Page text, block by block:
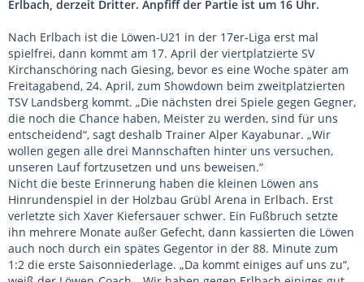
Erlbach, derzeit Dritter. Anpfiff der Partie ist um 16 Uhr.
Nach Erlbach ist die Löwen-U21 in der 17er-Liga erst mal
spielfrei, dann kommt am 17. April der viertplatzierte SV
Kirchanschöring nach Giesing, bevor es eine Woche später am
Freitagabend, 24. April, zum Showdown beim zweitplatzierten
TSV Landsberg kommt. „Die nächsten drei Spiele gegen Gegner,
die noch die Chance haben, Meister zu werden, sind für uns
entscheidend“, sagt deshalb Trainer Alper Kayabunar. „Wir
wollen gegen alle drei Mannschaften hinter uns versuchen,
unseren Lauf fortzusetzen und uns beweisen.“
Nicht die beste Erinnerung haben die kleinen Löwen ans
Hinrundenspiel in der Holzbau Grübl Arena in Erlbach. Erst
verletzte sich Xaver Kiefersauer schwer. Ein Fußbruch setzte
ihn mehrere Monate außer Gefecht, dann kassierten die Löwen
auch noch durch ein spätes Gegentor in der 88. Minute zum
1:2 die erste Saisonniederlage. „Da kommt einiges auf uns zu“,